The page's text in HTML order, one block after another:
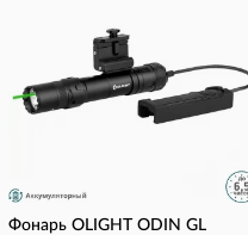
Фонарь OLIGHT ODIN GL